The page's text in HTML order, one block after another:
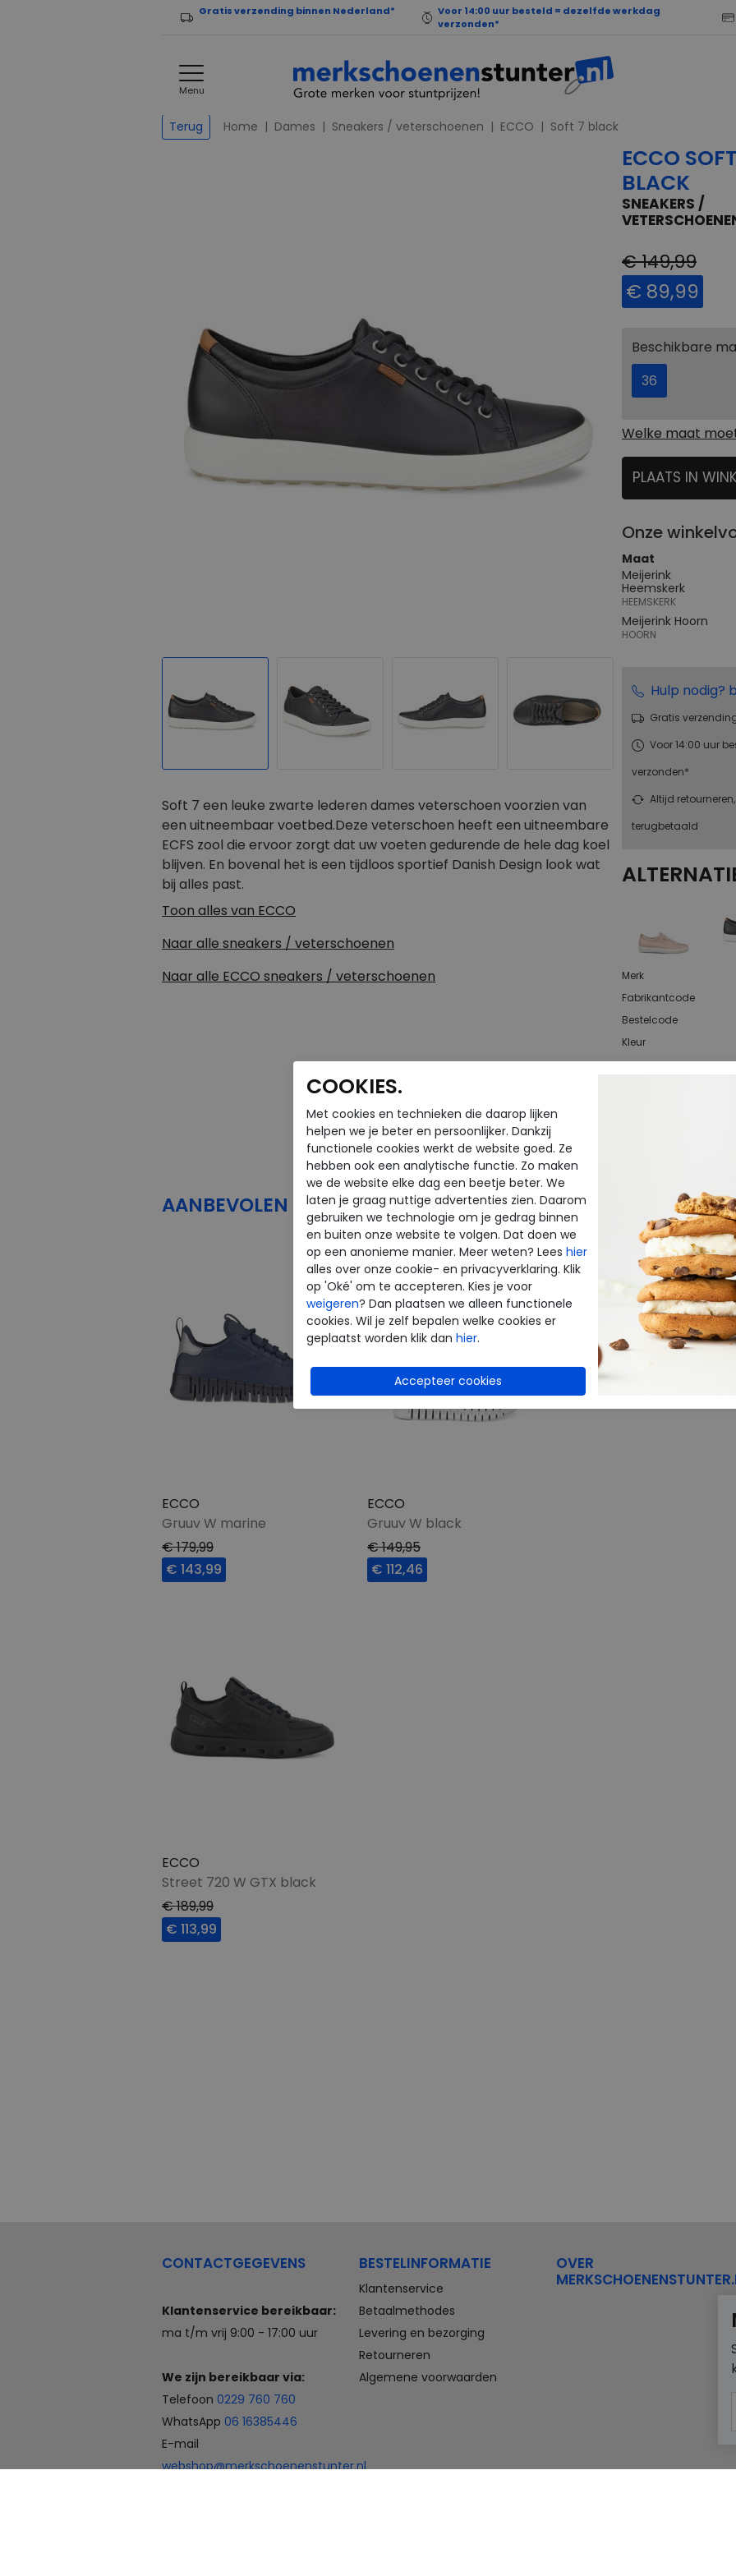
Gratis verzending binnen Nederland*
Voor 14:00 uur besteld = dezelfde werkdag
verzonden*
Menu
Terug Home Dames Sneakers / veterschoenen ECCO Soft 7 black
Soft 7 een leuke zwarte lederen dames veterschoen voorzien van
een uitneembaar voetbed.Deze veterschoen heeft een uitneembare
ECFS zool die ervoor zorgt dat uw voeten gedurende de hele dag koel
blijven. En bovenal het is een tijdloos sportief Danish Design look wat
bij alles past.
Toon alles van ECCO
Naar alle sneakers / veterschoenen
Naar alle ECCO sneakers / veterschoenen
ECCO
BLACK
SNEAKERS /
€ 149,99
€ 89,99
Beschikbare
36
Welke maat
PLAATS IN
Onze
Maat
Meijerink
Heemskerk
HEEMSKERK
Meijerink Hoorn
HOORN
Hulp nodig?
Gratis
Voor 14:00 uur
verzonden*
Altijd
terugbetaald
Merk
Fabrikantcode
Bestelcode
Kleur
AANBEVOLEN PRODUCTEN
ECCO
Gruuv W marine
€ 179,99
€ 143,99
ECCO
Gruuv W black
€ 149,95
€ 112,46
ECCO
Street 720 W GTX black
€ 189,99
€ 113,99
CONTACTGEGEVENS
Klantenservice bereikbaar:
ma t/m vrij 9:00 - 17:00 uur
We zijn bereikbaar via:
Telefoon 0229 760 760
WhatsApp 06 16385446
E-mail
webshop@merkschoenenstunter.nl
BESTELINFORMATIE
Klantenservice
Betaalmethodes
Levering en bezorging
Retourneren
Algemene voorwaarden
OVER
COOKIES.
Met cookies en technieken die daarop lijken
helpen we je beter en persoonlijker. Dankzij
functionele cookies werkt de website goed. Ze
hebben ook een analytische functie. Zo maken
we de website elke dag een beetje beter. We
laten je graag nuttige advertenties zien. Daarom
gebruiken we technologie om je gedrag binnen
en buiten onze website te volgen. Dat doen we
op een anonieme manier. Meer weten? Lees hier
alles over onze cookie- en privacyverklaring. Klik
op 'Oké' om te accepteren. Kies je voor
weigeren? Dan plaatsen we alleen functionele
cookies. Wil je zelf bepalen welke cookies er
geplaatst worden klik dan hier.